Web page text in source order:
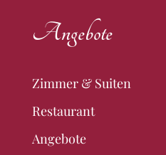
Angebote
Zimmer & Suiten
Restaurant
Angebote